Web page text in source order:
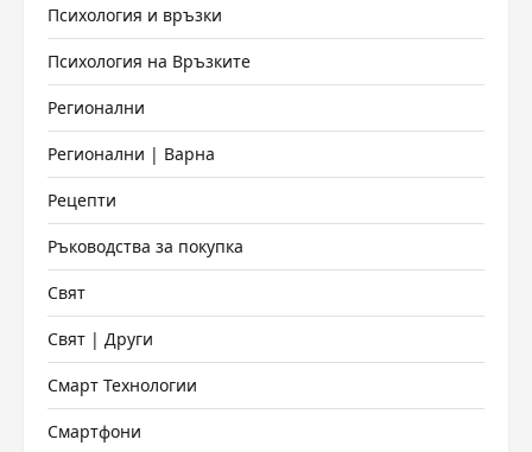
Психология и връзки
Психология на Връзките
Регионални
Регионални | Варна
Рецепти
Ръководства за покупка
Свят
Свят | Други
Смарт Технологии
Смартфони